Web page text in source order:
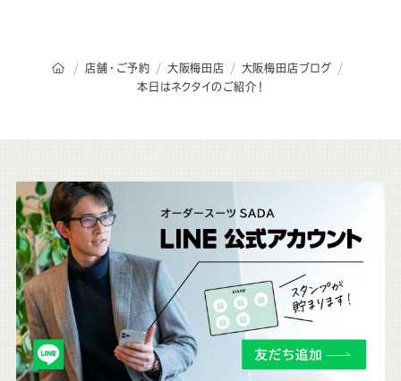
オーダースーツSADAのトップページ
店舗・ご予約 大阪梅田店
大阪梅田店ブログ
本日はネクタイのご紹介！
こ
ち
ら
も
チ